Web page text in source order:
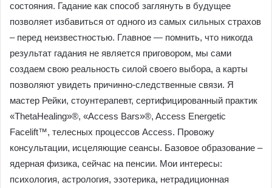
состояния. Гадание как способ заглянуть в будущее
позволяет избавиться от одного из самых сильных страхов
– перед неизвестностью. Главное — помнить, что никогда
результат гадания не является приговором, мы сами
создаем свою реальность силой своего выбора, а карты
позволяют увидеть причинно-следственные связи. Я
мастер Рейки, стоунтерапевт, сертифицированный практик
«ThetaHealing»®, «Access Bars»®, Access Energetic
Facelift™, телесных процессов Access. Провожу
консультации, исцеляющие сеансы. Базовое образование –
ядерная физика, сейчас на пенсии. Мои интересы:
психология, астрология, эзотерика, нетрадиционная